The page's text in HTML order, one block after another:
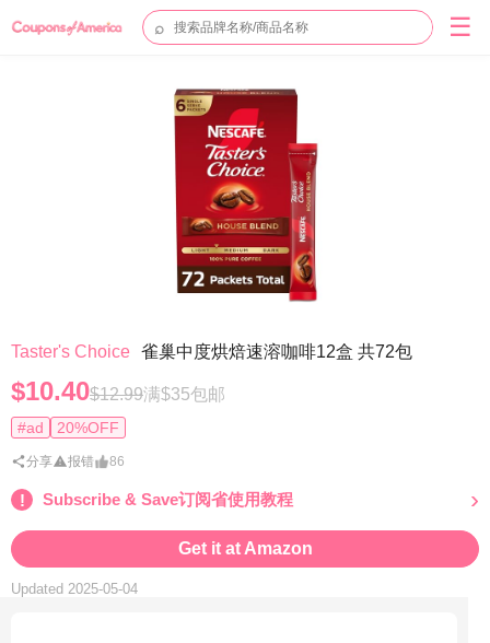
⌕ ☰
Taster's Choice 雀巢中度烘焙速溶咖啡12盒 共72包
$10.40$12.99满$35包邮
#ad 20%OFF
分享 报错 86
Subscribe & Save订阅省使用教程
Get it at Amazon
Updated 2025-05-04